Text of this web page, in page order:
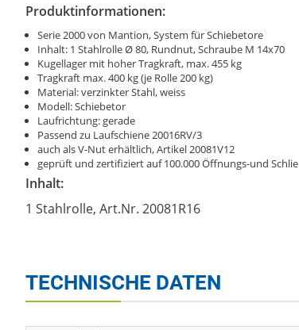
Produktinformationen:
Serie 2000 von Mantion, System für Schiebetore
Inhalt: 1 Stahlrolle Ø 80, Rundnut, Schraube M 14x70
Kugellager mit hoher Tragkraft, max. 455 kg
Tragkraft max. 400 kg (je Rolle 200 kg)
Material: verzinkter Stahl, weiss
Modell: Schiebetor
Laufrichtung: gerade
Passend zu Laufschiene 20016RV/3
auch als V-Nut erhältlich, Artikel 20081V12
geprüft und zertifiziert auf 100.000 Öffnungs-und
Inhalt:
1 Stahlrolle, Art.Nr. 20081R16
TECHNISCHE DATEN